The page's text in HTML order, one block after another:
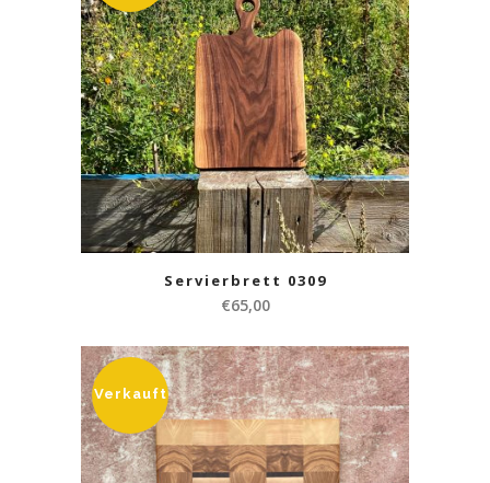
Servierbrett 0309
€65,00
Verkauft